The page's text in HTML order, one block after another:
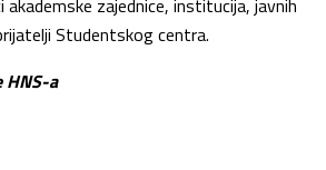
akademske zajednice, institucija, javnih
Studentskog centra.
a